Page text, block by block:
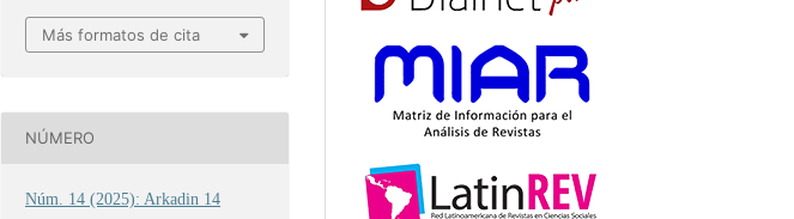
Más formatos de cita
NÚMERO
Núm. 14 (2025): Arkadin 14